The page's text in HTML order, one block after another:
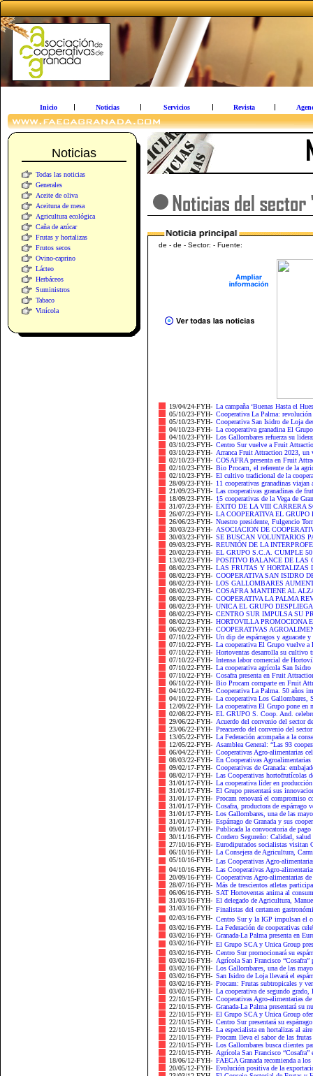
Inicio Noticias Servicios Revista
Noticias
Todas las noticias
Generales
Aceite de oliva
Aceituna de mesa
Agricultura ecológica
Caña de azúcar
Frutas y hortalizas
Frutos secos
Ovino-caprino
Lácteo
Herbáceos
Suministros
Tabaco
Vinícola
de - de - Sector: - Fuente:
19/04/24-FYH- La campaña ‘Buenas Hasta el
05/10/23-FYH- Cooperativa La Palma:
05/10/23-FYH- Cooperativa San Isidro de Loja
04/10/23-FYH- La cooperativa granadina El
04/10/23-FYH- Los Gallombares refuerza su
03/10/23-FYH- Centro Sur vuelve a Fruit
03/10/23-FYH- Arranca Fruit Attraction 2023, un
02/10/23-FYH- COSAFRA presenta en Fruit
02/10/23-FYH- Bio Procam, el referente de la
02/10/23-FYH- El cultivo tradicional de la
28/09/23-FYH- 11 cooperativas granadinas
21/09/23-FYH- Las cooperativas granadinas de
18/09/23-FYH- 15 cooperativas de la Vega de
31/07/23-FYH- ÉXITO DE LA VIII CARRERA
26/07/23-FYH- LA COOPERATIVA EL
26/06/23-FYH- Nuestro presidente, Fulgencio
30/03/23-FYH- ASOCIACION DE
30/03/23-FYH- SE BUSCAN VOLUNTARIOS
09/03/23-FYH- REUNIÓN DE LA
20/02/23-FYH- EL GRUPO S.C.A. CUMPLE
13/02/23-FYH- POSITIVO BALANCE DE LAS
08/02/23-FYH- LAS FRUTAS Y HORTALIZAS
08/02/23-FYH- COOPERATIVA SAN ISIDRO
08/02/23-FYH- LOS GALLOMBARES
08/02/23-FYH- COSAFRA MANTIENE AL
08/02/23-FYH- COOPERATIVA LA PALMA
08/02/23-FYH- UNICA EL GRUPO
08/02/23-FYH- CENTRO SUR IMPULSA SU
08/02/23-FYH- HORTOVILLA PROMOCIONA
06/02/23-FYH- COOPERATIVAS
07/10/22-FYH- Un dip de espárragos y aguacate
07/10/22-FYH- La cooperativa El Grupo vuelve
07/10/22-FYH- Hortoventas desarrolla su cultivo
07/10/22-FYH- Intensa labor comercial de
07/10/22-FYH- La cooperativa agrícola San
07/10/22-FYH- Cosafra presenta en Fruit
06/10/22-FYH- Bio Procam comparte en Fruit
04/10/22-FYH- Cooperativa La Palma. 50 años
04/10/22-FYH- La cooperativa Los Gallombares,
12/09/22-FYH- La cooperativa El Grupo pone en
02/08/22-FYH- EL GRUPO S. Coop. And.
29/06/22-FYH- Acuerdo del convenio del sector
23/06/22-FYH- Preacuerdo del convenio del
13/05/22-FYH- La Federación acompaña a la
12/05/22-FYH- Asamblea General: “Las 93
06/04/22-FYH- Cooperativas Agro-alimentarias
08/03/22-FYH- En Cooperativas
09/02/17-FYH- Cooperativas de Granada:
08/02/17-FYH- Las Cooperativas hortofrutícolas
31/01/17-FYH- La cooperativa líder en
31/01/17-FYH- El Grupo presentará sus
31/01/17-FYH- Procam renovará el compromiso
31/01/17-FYH- Cosafra, productora de espárrago
31/01/17-FYH- Los Gallombares, una de las
31/01/17-FYH- Espárrago de Granada y sus
09/01/17-FYH- Publicada la convocatoria de
30/11/16-FYH- Cordero Segureño: Calidad,
27/10/16-FYH- Eurodiputados socialistas visitan
06/10/16-FYH- La Consejera de Agricultura,
05/10/16-FYH- Las Cooperativas Agro-
04/10/16-FYH- Las Cooperativas Agro-
20/09/16-FYH- Cooperativas Agro-alimentarias
28/07/16-FYH- Más de trescientos atletas
06/06/16-FYH- SAT Hortoventas anima al
31/03/16-FYH- El delegado de Agricultura,
31/03/16-FYH- Finalistas del certamen
02/03/16-FYH- Centro Sur y la IGP impulsan el
03/02/16-FYH- La Federación de cooperativas
03/02/16-FYH- Granada-La Palma presenta en
03/02/16-FYH- El Grupo SCA y Unica Group
03/02/16-FYH- Centro Sur promocionará su
03/02/16-FYH- Agrícola San Francisco
03/02/16-FYH- Los Gallombares, una de las
03/02/16-FYH- San Isidro de Loja llevará el
03/02/16-FYH- Procam: Frutas subtropicales y
03/02/16-FYH- La cooperativa de segundo grado,
22/10/15-FYH- Cooperativas Agro-alimentarias
22/10/15-FYH- Granada-La Palma presentará su
22/10/15-FYH- El Grupo SCA y Unica Group
22/10/15-FYH- Centro Sur presentará su
22/10/15-FYH- La especialista en hortalizas al
22/10/15-FYH- Procam lleva el sabor de las
22/10/15-FYH- Los Gallombares busca clientes
22/10/15-FYH- Agrícola San Francisco
18/06/12-FYH- FAECA Granada recomienda a
20/05/12-FYH- Evolución positiva de la